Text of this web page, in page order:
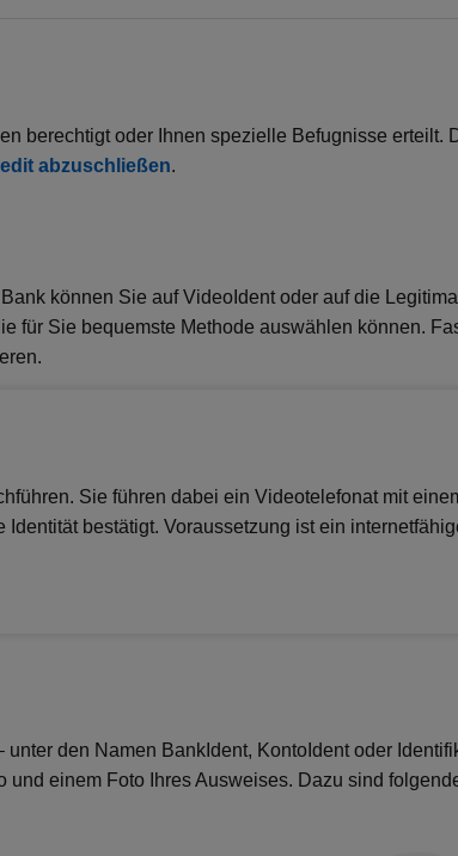
berechtigt oder Ihnen spezielle Befugnisse erteilt.
abzuschließen.
können Sie auf VideoIdent oder auf die
für Sie bequemste Methode auswählen können.
Sie führen dabei ein Videotelefonat mit
bestätigt. Voraussetzung ist ein
den Namen BankIdent, KontoIdent oder
einem Foto Ihres Ausweises. Dazu sind